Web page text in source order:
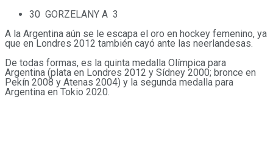
30 GORZELANY A 3
A la Argentina aún se le escapa el oro en hockey femenino, ya
que en Londres 2012 también cayó ante las neerlandesas.
De todas formas, es la quinta medalla Olímpica para
Argentina (plata en Londres 2012 y Sídney 2000; bronce en
Pekín 2008 y Atenas 2004) y la segunda medalla para
Argentina en Tokio 2020.